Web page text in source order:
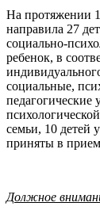
На протяжении
направила 27
социально-
ребенок, в
социальные,
семьи, 10 детей
приняты в
Должное